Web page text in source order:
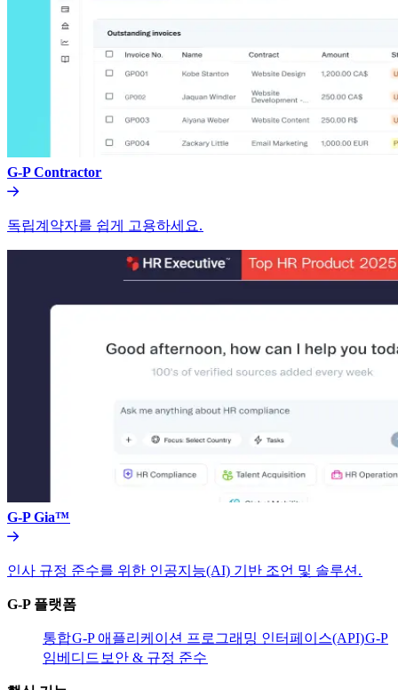
G-P Contractor​​
독립계약자를 쉽게 고용하세요.​​
G-P Gia™​​
인사 규정 준수를 위한 인공지능(AI) 기반 조언 및 솔루션.​​
G-P 플랫폼​​
통합​​G-P 애플리케이션 프로그래밍 인터페이스(API)​​G-P
임베디드​​ 보안 & 규정 준수​​